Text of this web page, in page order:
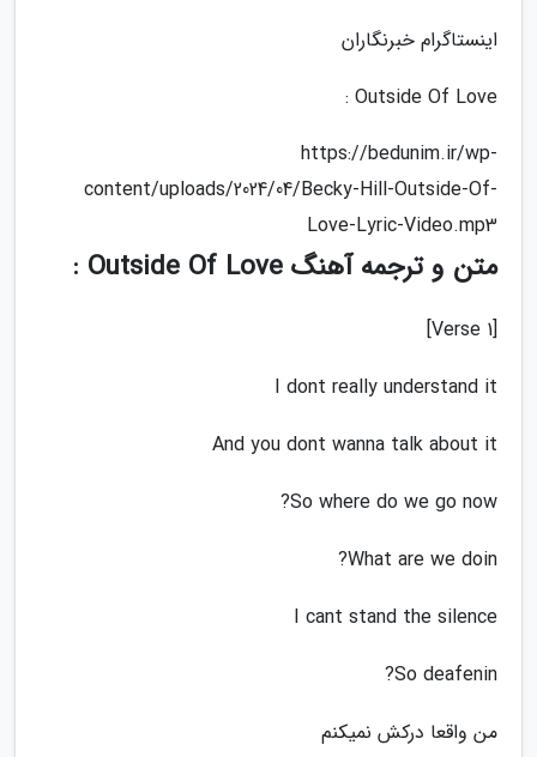
اینستاگرام خبرنگاران
Outside Of Love :
https://bedunim.ir/wp-
content/uploads/2024/04/Becky-Hill-Outside-Of-
Love-Lyric-Video.mp3
متن و ترجمه آهنگ Outside Of Love :
[Verse 1]
I dont really understand it
And you dont wanna talk about it
So where do we go now?
What are we doin?
I cant stand the silence
So deafenin?
من واقعا درکش نمیکنم